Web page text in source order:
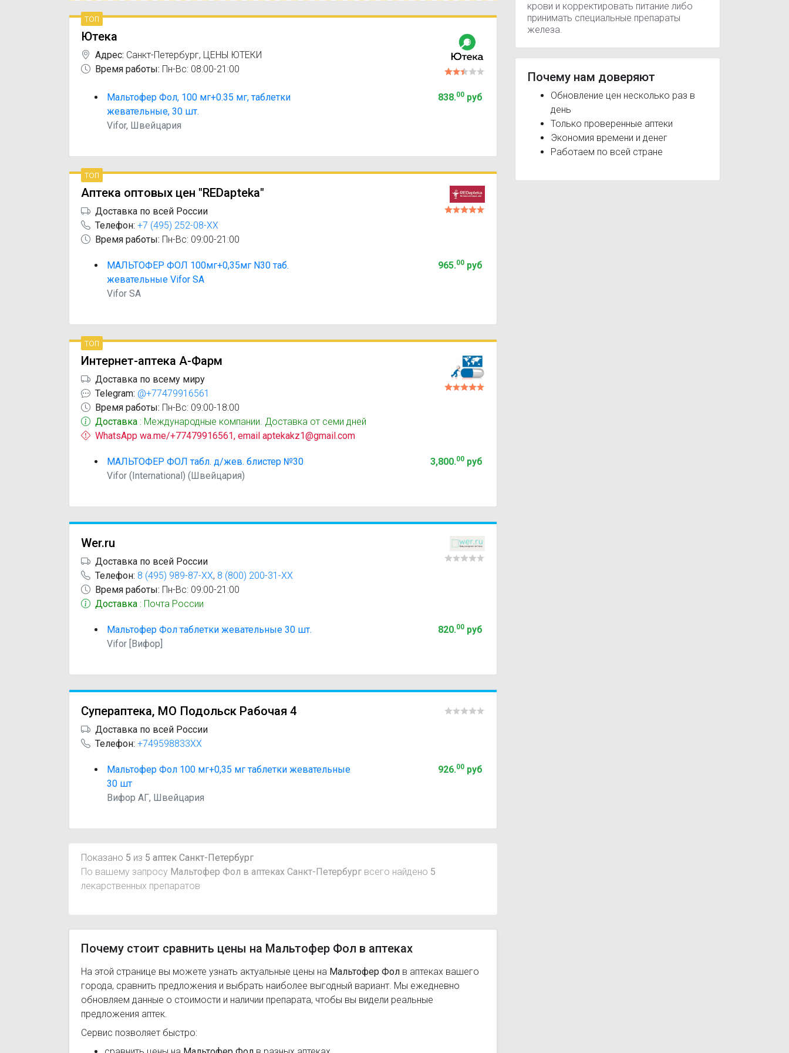
топ
Ютека
Адрес: Санкт-Петербург, ЦЕНЫ ЮТЕКИ
Время работы: Пн-Вс: 08:00-21:00
Мальтофер Фол, 100 мг+0.35 мг, таблетки
жевательные, 30 шт.
Vifor, Швейцария
838.00руб
топ
Аптека оптовых цен "REDapteka"
Доставка по всей России
Телефон: +7 (495) 252-08-XX
Время работы: Пн-Вс: 09:00-21:00
МАЛЬТОФЕР ФОЛ 100мг+0,35мг N30 таб.
жевательные Vifor SA
Vifor SA
965.00руб
топ
Интернет-аптека А-Фарм
Доставка по всему миру
Telegram: @+77479916561
Время работы: Пн-Вс: 09:00-18:00
Доставка : Международные компании. Доставка от семи дней
WhatsApp wa.me/+77479916561, email aptekakz1@gmail.com
МАЛЬТОФЕР ФОЛ табл. д/жев. блистер №30
Vifor (International) (Швейцария)
3,800.00руб
Wer.ru
Доставка по всей России
Телефон: 8 (495) 989-87-XX, 8 (800) 200-31-XX
Время работы: Пн-Вс: 09:00-21:00
Доставка : Почта России
Мальтофер Фол таблетки жевательные 30 шт.
Vifor [Вифор]
820.00руб
Супераптека, МО Подольск Рабочая 4
Доставка по всей России
Телефон: +749598833XX
Мальтофер Фол 100 мг+0,35 мг таблетки жевательные
30 шт
Вифор АГ, Швейцария
926.00руб
Показано 5 из 5 аптек Санкт-Петербург
По вашему запросу Мальтофер Фол в аптеках Санкт-Петербург всего найдено 5
лекарственных препаратов
Почему стоит сравнить цены на Мальтофер Фол в аптеках
На этой странице вы можете узнать актуальные цены на Мальтофер Фол в аптеках вашего
города, сравнить предложения и выбрать наиболее выгодный вариант. Мы ежедневно
обновляем данные о стоимости и наличии препарата, чтобы вы видели реальные
предложения аптек.
Сервис позволяет быстро:
крови и корректировать питание либо
принимать специальные препараты
железа.
Почему нам доверяют
Обновление цен несколько раз в
день
Только проверенные аптеки
Экономия времени и денег
Работаем по всей стране